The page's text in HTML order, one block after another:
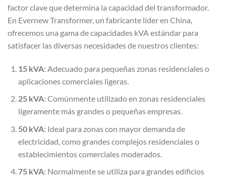
factor clave que determina la capacidad del transformador.
En Evernew Transformer, un fabricante líder en China,
ofrecemos una gama de capacidades kVA estándar para
satisfacer las diversas necesidades de nuestros clientes:
15 kVA: Adecuado para pequeñas zonas residenciales o
aplicaciones comerciales ligeras.
25 kVA: Comúnmente utilizado en zonas residenciales
ligeramente más grandes o pequeñas empresas.
50 kVA: Ideal para zonas con mayor demanda de
electricidad, como grandes complejos residenciales o
establecimientos comerciales moderados.
75 kVA: Normalmente se utiliza para grandes edificios